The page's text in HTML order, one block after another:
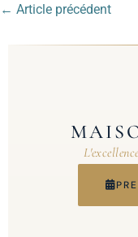
← Article précédent